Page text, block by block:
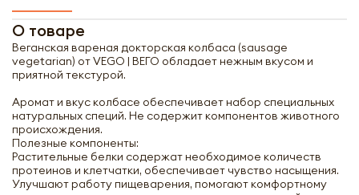
О товаре
Веганская вареная докторская колбаса (sausage
vegetarian) от VEGO | ВЕГО обладает нежным вкусом и
приятной текстурой.
Аромат и вкус колбасе обеспечивает набор специальных
натуральных специй. Не содержит компонентов животного
происхождения.
Полезные компоненты:
Растительные белки содержат необходимое количеств
протеинов и клетчатки, обеспечивает чувство насыщения.
Улучшают работу пищеварения, помогают комфортному